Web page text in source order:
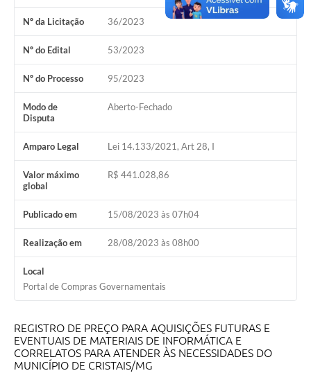
Nº da Licitação 36/2023
Nº do Edital 53/2023
Nº do Processo 95/2023
Modo de
Disputa
Aberto-Fechado
Amparo Legal Lei 14.133/2021, Art 28, I
Valor máximo
global
R$ 441.028,86
Publicado em 15/08/2023 às 07h04
Realização em 28/08/2023 às 08h00
Local
Portal de Compras Governamentais
REGISTRO DE PREÇO PARA AQUISIÇÕES FUTURAS E
EVENTUAIS DE MATERIAIS DE INFORMÁTICA E
CORRELATOS PARA ATENDER ÀS NECESSIDADES DO
MUNICÍPIO DE CRISTAIS/MG